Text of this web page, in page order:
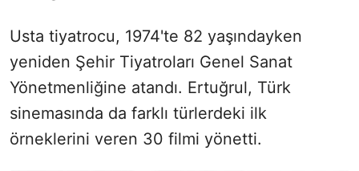
Usta tiyatrocu, 1974'te 82 yaşındayken
yeniden Şehir Tiyatroları Genel Sanat
Yönetmenliğine atandı. Ertuğrul, Türk
sinemasında da farklı türlerdeki ilk
örneklerini veren 30 filmi yönetti.